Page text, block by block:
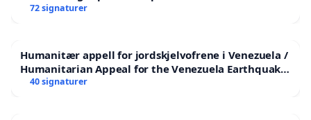
72 signaturer
Humanitær appell for jordskjelvofrene i Venezuela /
Humanitarian Appeal for the Venezuela Earthquake
Victims
40 signaturer